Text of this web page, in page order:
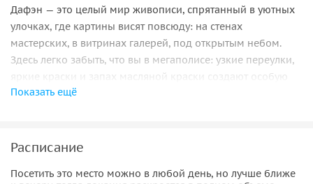
Дафэн — это целый мир живописи, спрятанный в уютных
улочках, где картины висят повсюду: на стенах
мастерских, в витринах галерей, под открытым небом.
Здесь легко забыть, что вы в мегаполисе: узкие переулки,
яркие краски и запах масляной краски создают особую
атмосферу творческого спокойствия. Вы сможете
одних залах — копии шедевров мирового искусства, в
нежные пейзажи, написанные местными мастерами.
Показать ещё
Расписание
Посетить это место можно в любой день, но лучше ближе